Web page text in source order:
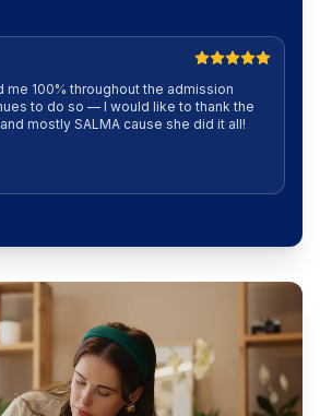
me 100% throughout the admission
to do so — I would like to thank the
mostly SALMA cause she did it all!